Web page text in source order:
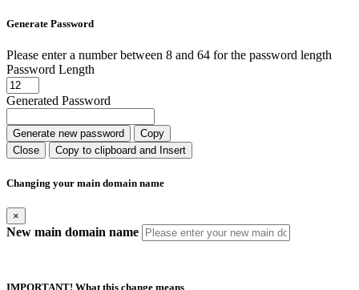
Generate Password
Please enter a number between 8 and 64 for the password length
Password Length
Generated Password
Generate new password
Copy
Close
Copy to clipboard and Insert
Changing your main domain name
×
New main domain name
IMPORTANT! What this change means